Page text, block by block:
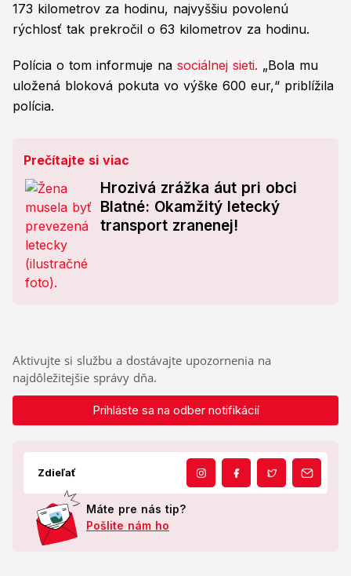
173 kilometrov za hodinu, najvyššiu povolenú
rýchlosť tak prekročil o 63 kilometrov za hodinu.
Polícia o tom informuje na sociálnej sieti. „Bola mu
uložená bloková pokuta vo výške 600 eur,“ priblížila
polícia.
Prečítajte si viac
Hrozivá zrážka áut pri obci
Blatné: Okamžitý letecký
transport zranenej!
Aktivujte si službu a dostávajte upozornenia na
najdôležitejšie správy dňa.
Prihláste sa na odber notifikácií
Zdieľať
Máte pre nás tip?
Pošlite nám ho